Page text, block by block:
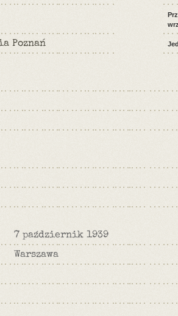
Poznań
7 październik 1939
Warszawa